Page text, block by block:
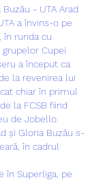
- UTA Arad
a învins-o pe
în runda cu
Cupei
a început ca
la revenirea lui
chiar în primul
la FCSB fiind
de Jobello.
și Gloria Buzău s-
în cadrul
în Superliga, pe